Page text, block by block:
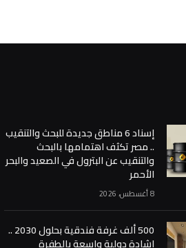
إسناد 6 مناطق جديدة للبحث والتنقيب
.. مصر تكثف اهتمامها بالبحث
والتنقيب عن البترول في الصعيد والبحر
الأحمر
8 أغسطس، 2026
500 ألف غرفة فندقية بحلول 2030 ..
إشادة دولية واسعة بالطفرة